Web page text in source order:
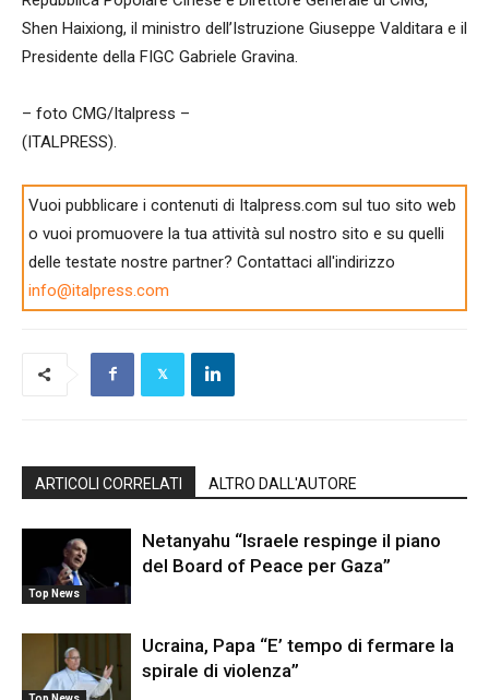
Shen Haixiong, il ministro dell’Istruzione Giuseppe Valditara e il
Presidente della FIGC Gabriele Gravina.
– foto CMG/Italpress –
(ITALPRESS).
Vuoi pubblicare i contenuti di Italpress.com sul tuo sito web
o vuoi promuovere la tua attività sul nostro sito e su quelli
delle testate nostre partner? Contattaci all'indirizzo
info@italpress.com
ARTICOLI CORRELATI ALTRO DALL'AUTORE
Top News
Netanyahu “Israele respinge il piano
del Board of Peace per Gaza”
Ucraina, Papa “E’ tempo di fermare la
spirale di violenza”